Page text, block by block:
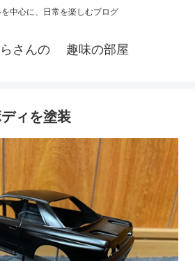
中心に、日常を楽しむブログ
さんの 趣味の部屋
ィを塗装